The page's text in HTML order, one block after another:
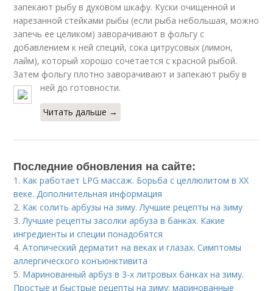
запекают рыбу в духовом шкафу. Куски очищенной и
нарезанной стейками рыбы (если рыба небольшая, можно
запечь ее целиком) заворачивают в фольгу с
добавлением к ней специй, сока цитрусовых (лимон,
лайм), который хорошо сочетается с красной рыбой.
Затем фольгу плотно заворачивают и запекают рыбу в
ней до готовности.
Читать дальше →
Последние обновления на сайте:
1. Как работает LPG массаж. Борьба с целлюлитом в XX
веке. Дополнительная информация
2. Как солить арбузы на зиму. Лучшие рецепты на зиму
3.Лучшие рецепты засолки арбуза в банках. Какие
ингредиенты и специи понадобятся
4.Атопический дерматит на веках и глазах. Симптомы
аллергического конъюнктивита
5. Маринованный арбуз в 3-х литровых банках на зиму.
Простые и быстрые рецепты на зиму: маринованные